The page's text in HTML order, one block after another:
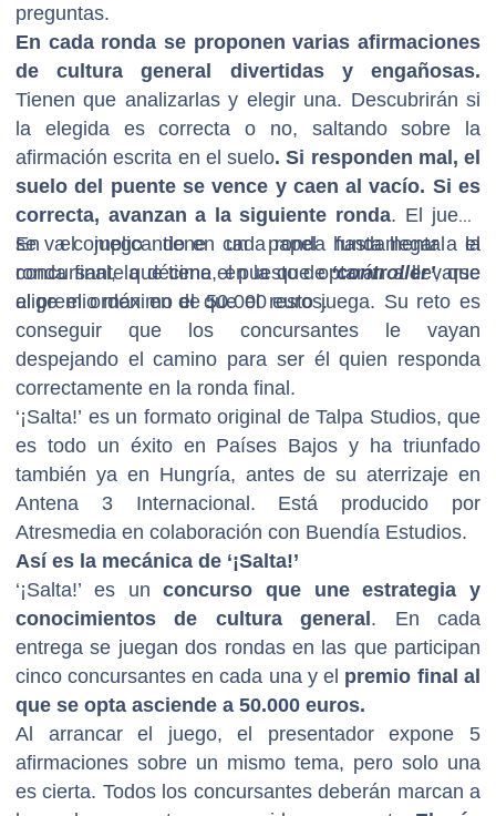
preguntas.
En cada ronda se proponen varias afirmaciones
de cultura general divertidas y engañosas.
Tienen que analizarlas y elegir una. Descubrirán si
la elegida es correcta o no, saltando sobre la
afirmación escrita en el suelo. Si responden mal, el
suelo del puente se vence y caen al vacío. Si es
correcta, avanzan a la siguiente ronda. El juego
se va complicando en cada ronda hasta llegar a la
ronda final, la décima, en la que optarán a llevarse
al premio máximo de 50.000 euros.
En el juego tiene un papel fundamental el
concursante que tiene el puesto de‘controller’,que
elige el orden en el que el resto juega. Su reto es
conseguir que los concursantes le vayan
despejando el camino para ser él quien responda
correctamente en la ronda final.
‘¡Salta!’ es un formato original de Talpa Studios, que
es todo un éxito en Países Bajos y ha triunfado
también ya en Hungría, antes de su aterrizaje en
Antena 3 Internacional. Está producido por
Atresmedia en colaboración con Buendía Estudios.
Así es la mecánica de ‘¡Salta!’
‘¡Salta!’ es un concurso que une estrategia y
conocimientos de cultura general. En cada
entrega se juegan dos rondas en las que participan
cinco concursantes en cada una y el premio final al
que se opta asciende a 50.000 euros.
Al arrancar el juego, el presentador expone 5
afirmaciones sobre un mismo tema, pero solo una
es cierta. Todos los concursantes deberán marcan a